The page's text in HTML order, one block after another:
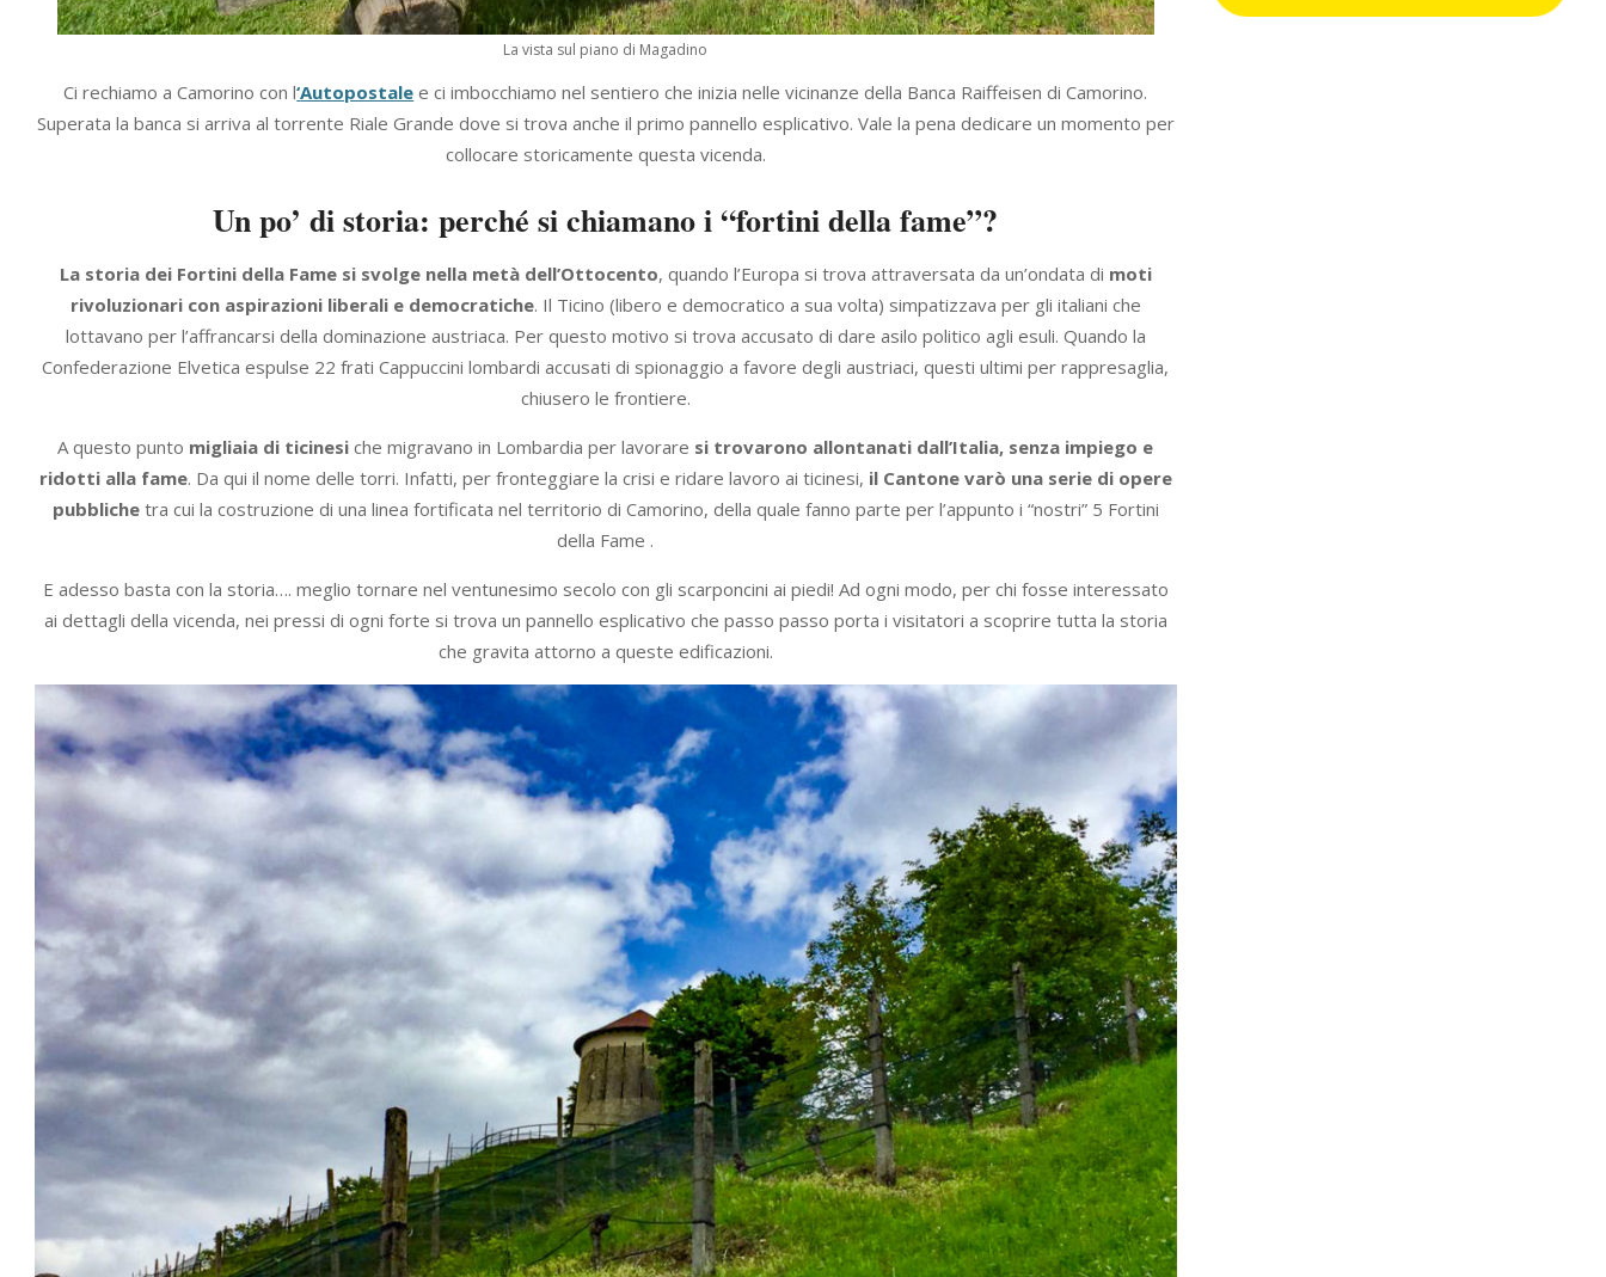
La vista sul piano di Magadino
Ci rechiamo a Camorino con l‘Autopostale e ci imbocchiamo nel sentiero che inizia nelle vicinanze della Banca Raiffeisen di Camorino.
Superata la banca si arriva al torrente Riale Grande dove si trova anche il primo pannello esplicativo. Vale la pena dedicare un momento per
collocare storicamente questa vicenda.
Un po’ di storia: perché si chiamano i “fortini della fame”?
La storia dei Fortini della Fame si svolge nella metà dell’Ottocento, quando l’Europa si trova attraversata da un’ondata di moti
rivoluzionari con aspirazioni liberali e democratiche. Il Ticino (libero e democratico a sua volta) simpatizzava per gli italiani che
lottavano per l’affrancarsi della dominazione austriaca. Per questo motivo si trova accusato di dare asilo politico agli esuli. Quando la
Confederazione Elvetica espulse 22 frati Cappuccini lombardi accusati di spionaggio a favore degli austriaci, questi ultimi per rappresaglia,
chiusero le frontiere.
A questo punto migliaia di ticinesi che migravano in Lombardia per lavorare si trovarono allontanati dall’Italia, senza impiego e
ridotti alla fame. Da qui il nome delle torri. Infatti, per fronteggiare la crisi e ridare lavoro ai ticinesi, il Cantone varò una serie di opere
pubblichetra cui la costruzione di una linea fortificata nel territorio di Camorino, della quale fanno parte per l’appunto i “nostri” 5 Fortini
della Fame .
E adesso basta con la storia…. meglio tornare nel ventunesimo secolo con gli scarponcini ai piedi! Ad ogni modo, per chi fosse interessato
ai dettagli della vicenda, nei pressi di ogni forte si trova un pannello esplicativo che passo passo porta i visitatori a scoprire tutta la storia
che gravita attorno a queste edificazioni.